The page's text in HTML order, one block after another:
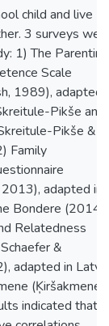
child and live
3 surveys
1) The Parenting
Scale
1989), adapted
Pikše and
Pikše &
Family
adapted in
Bondere (2014);
Relatedness
&
adapted in
(Ķiršakmene,
indicated that